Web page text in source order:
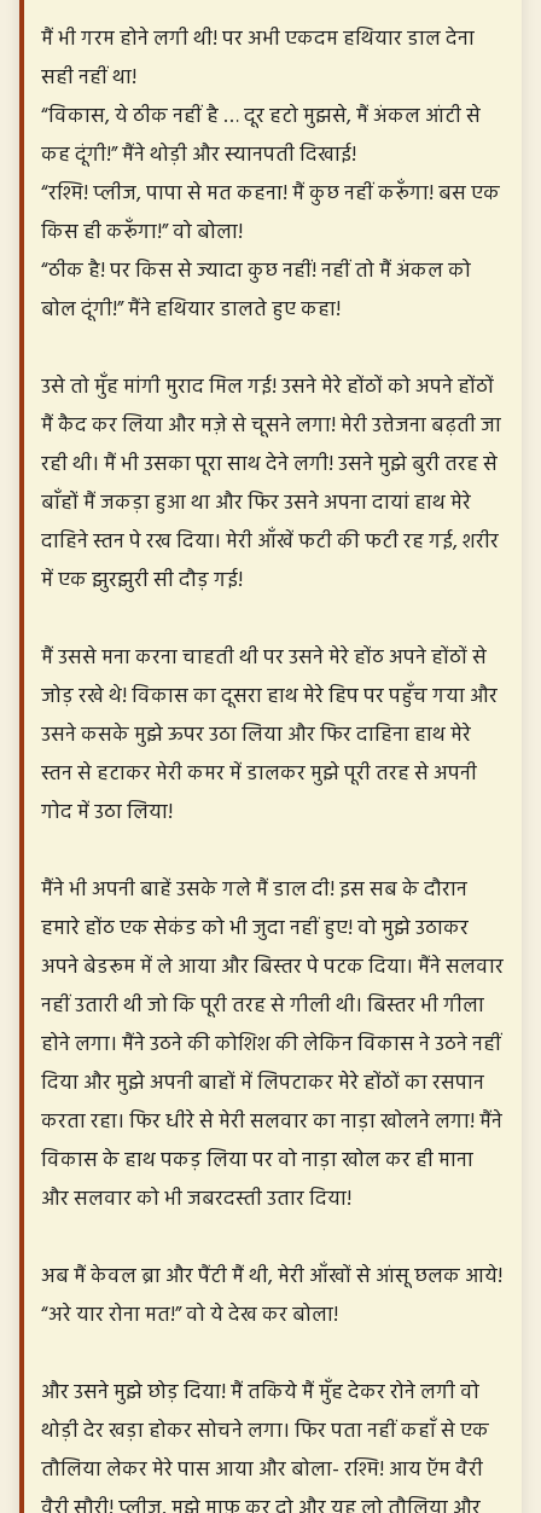
मैं भी गरम होने लगी थी! पर अभी एकदम हथियार डाल देना
सही नहीं था!
“विकास, ये ठीक नहीं है … दूर हटो मुझसे, मैं अंकल आंटी से
कह दूंगी!” मैंने थोड़ी और स्यानपती दिखाई!
“रश्मि! प्लीज, पापा से मत कहना! मैं कुछ नहीं करूँगा! बस एक
किस ही करूँगा!” वो बोला!
“ठीक है! पर किस से ज्यादा कुछ नहीं! नहीं तो मैं अंकल को
बोल दूंगी!” मैंने हथियार डालते हुए कहा!
उसे तो मुँह मांगी मुराद मिल गई! उसने मेरे होंठों को अपने होंठों
मैं कैद कर लिया और मज़े से चूसने लगा! मेरी उत्तेजना बढ़ती जा
रही थी। मैं भी उसका पूरा साथ देने लगी! उसने मुझे बुरी तरह से
बाँहों मैं जकड़ा हुआ था और फिर उसने अपना दायां हाथ मेरे
दाहिने स्तन पे रख दिया। मेरी आँखें फटी की फटी रह गई, शरीर
में एक झुरझुरी सी दौड़ गई!
मैं उससे मना करना चाहती थी पर उसने मेरे होंठ अपने होंठों से
जोड़ रखे थे! विकास का दूसरा हाथ मेरे हिप पर पहुँच गया और
उसने कसके मुझे ऊपर उठा लिया और फिर दाहिना हाथ मेरे
स्तन से हटाकर मेरी कमर में डालकर मुझे पूरी तरह से अपनी
गोद में उठा लिया!
मैंने भी अपनी बाहें उसके गले मैं डाल दी! इस सब के दौरान
हमारे होंठ एक सेकंड को भी जुदा नहीं हुए! वो मुझे उठाकर
अपने बेडरूम में ले आया और बिस्तर पे पटक दिया। मैंने सलवार
नहीं उतारी थी जो कि पूरी तरह से गीली थी। बिस्तर भी गीला
होने लगा। मैंने उठने की कोशिश की लेकिन विकास ने उठने नहीं
दिया और मुझे अपनी बाहों में लिपटाकर मेरे होंठों का रसपान
करता रहा। फिर धीरे से मेरी सलवार का नाड़ा खोलने लगा! मैंने
विकास के हाथ पकड़ लिया पर वो नाड़ा खोल कर ही माना
और सलवार को भी जबरदस्ती उतार दिया!
अब मैं केवल ब्रा और पैंटी मैं थी, मेरी आँखों से आंसू छलक आये!
“अरे यार रोना मत!” वो ये देख कर बोला!
और उसने मुझे छोड़ दिया! मैं तकिये मैं मुँह देकर रोने लगी वो
थोड़ी देर खड़ा होकर सोचने लगा। फिर पता नहीं कहाँ से एक
तौलिया लेकर मेरे पास आया और बोला- रश्मि! आय ऍम वैरी